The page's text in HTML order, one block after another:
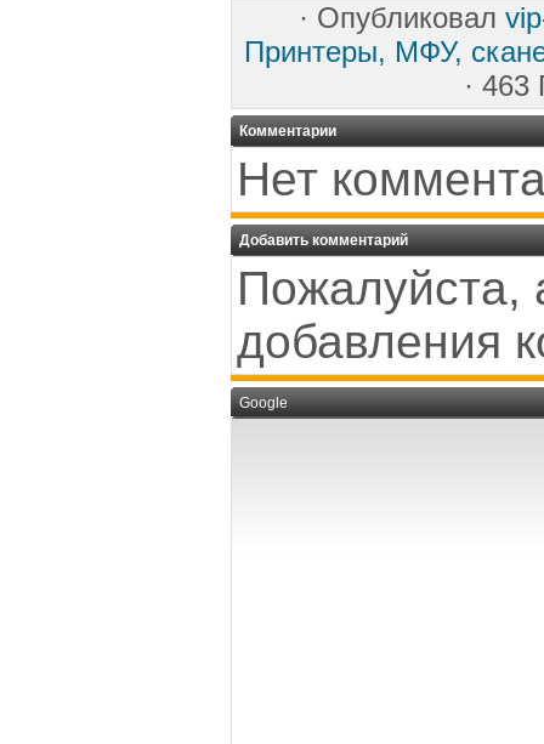
· Опубликовал
Принтеры, МФУ,
· 463
Комментарии
Нет
Добавить комментарий
Пожалуйста,
добавления
Google